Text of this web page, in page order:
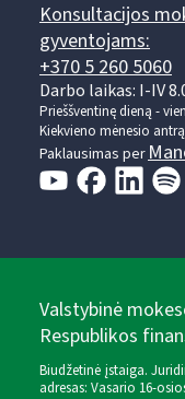
Konsultacijos
gyventojams:
+370 5 260 5060
Darbo laikas: I-IV
Prieššventinę dieną -
Kiekvieno mėnesio
Paklausimas per
Valstybinė
Respublikos
Biudžetinė įstaiga.
adresas: Vasario 16-